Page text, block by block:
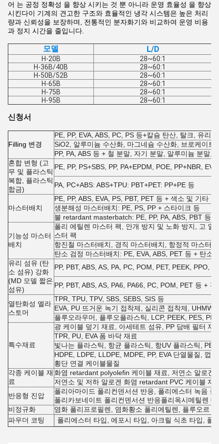
어 는 공정 정확성 을 향상 시키는 것 뿐 아니라 운영 효율성 을 향상
시킨다이 기계의 견고한 구조와 효율적인 냉각 시스템은 높은 처리
량과 신뢰성을 보장하며, 전통적인 분자화기와 비교하여 운영 비용
과 정지 시간을 줄입니다.
모델 L/D
H-20B
28~60:1
H-36B/40B
28~60:1
H-50B/52B
28~60:1
H-65B
28~60:1
H-75B
28~60:1
H-95B
28~60:1
신청서
Filling 변경
PE, PP, EVA, ABS, PC, PS 등+칼슘 탄산, 탈크, 유리
SiO2, 알루미늄 수산화, 마그네슘 수산화, 브로케이트
PP, PA, ABS 등 + 철 분말, 자기 분말, 알루미늄 분말,
혼합 변형 (고
무 및 플라스틱
복합, 플라스틱
합금)
PE, PP, PS+SBS, PP, PA+EPDM, POE, PP+NBR,
PA, PC+ABS: ABS+TPU: PBT+PET: PP+PE 등
마스터배치
PE, PP, ABS, EVA, PS, PBT, PET 등 + 색소 및 기타
생분해성 마스터배치: PE, PS, PP + 스타이크 등
불 retardant masterbatch: PE, PP, PA, ABS, PBT 등
기능성 마스터
배치
폴리 에틸렌 마스터 팩, 안개 방지 및 노화 방지, 고
스터 팩
항진철 마스터배치, 경직 마스터배치, 항정적 마스터
탄소 검정 마스터배치: PE, EVA, ABS, PET 등 + 탄소
유리 섬유 (탄
소 섬유) 강화
(MD 모델 짧은
섬유)
PP, PBT, ABS, AS, PA, PC, POM, PET, PEEK, PPO,
PP, PBT, ABS, AS, PA6, PA66, PC, POM, PET 등 +
열탄화성 엘라
스토머
TPR, TPU, TPV, SBS, SEBS, SIS 등
EVA, PU 뜨거운 녹기 접착제, 실리콘 접착제,
플루오라우머, 플루오플라스틱, LCP, PEEK, PES, PL,
특수재료
광 케이블 덮기 재료, 아세테트 섬유, PP 담배 필터 재
TPR, PU, EVA 폼 바닥 재료
빛나는 플라스틱, 항균 플라스틱, 항UV 플라스틱, PE
HDPE, LDPE, LLDPE, MDPE, PP, EVA 단열물질, 껍
횡단 연결 케이블물질
각종 케이블 재
료
화염 retardant polyolefin 케이블 재료, 저연소 알로겐
저연소 및 저하 알로겐 화염 retardant PVC 케이블 재
반응형 진압
폴리아마이드 폴리컨덴서션 반응, 폴리에스터 녹음
폴리카보네이트 폴리컨덴서션 반응폴리옥시메틸렌
비정규화
염화 폴리프로필렌, 염화황소 폴리에틸렌, 플루오르
파우더 코팅
폴리에스터 타입, 에포시 타입, 아크릴 식초 타입, 폴